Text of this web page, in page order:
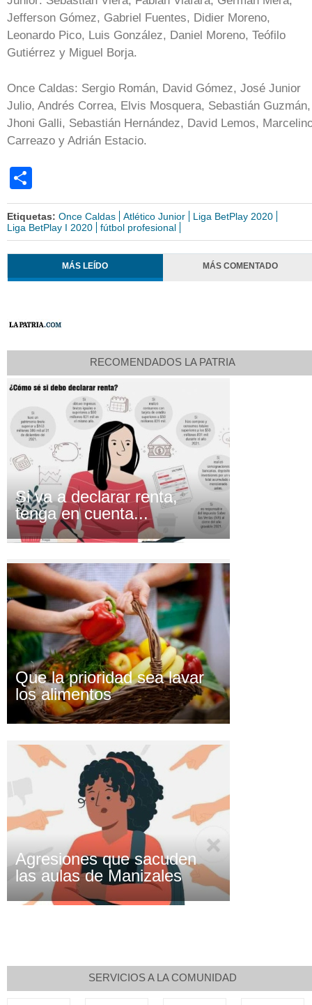
Jefferson Gómez, Gabriel Fuentes, Didier Moreno,
Leonardo Pico, Luis González, Daniel Moreno, Teófilo
Gutiérrez y Miguel Borja.
Once Caldas: Sergio Román, David Gómez, José Junior
Julio, Andrés Correa, Elvis Mosquera, Sebastián Guzmán,
Jhoni Galli, Sebastián Hernández, David Lemos,
Carreazo y Adrián Estacio.
Etiquetas: Once Caldas Atlético Junior
Liga BetPlay 2020
Liga BetPlay I 2020
fútbol profesional
MÁS LEÍDO MÁS COMENTADO
RECOMENDADOS LA PATRIA
Si va a declarar renta,
tenga en cuenta...
Que la prioridad sea lavar
los alimentos
Agresiones que sacuden
las aulas de Manizales
SERVICIOS A LA COMUNIDAD